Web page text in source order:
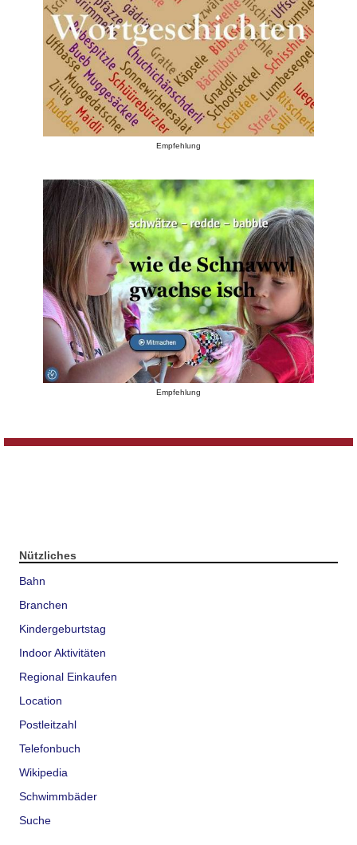
Empfehlung
Empfehlung
Nützliches
Bahn
Branchen
Kindergeburtstag
Indoor Aktivitäten
Regional Einkaufen
Location
Postleitzahl
Telefonbuch
Wikipedia
Schwimmbäder
Suche